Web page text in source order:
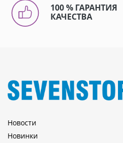
100 % ГАРАНТИЯ
КАЧЕСТВА
Новости
Новинки